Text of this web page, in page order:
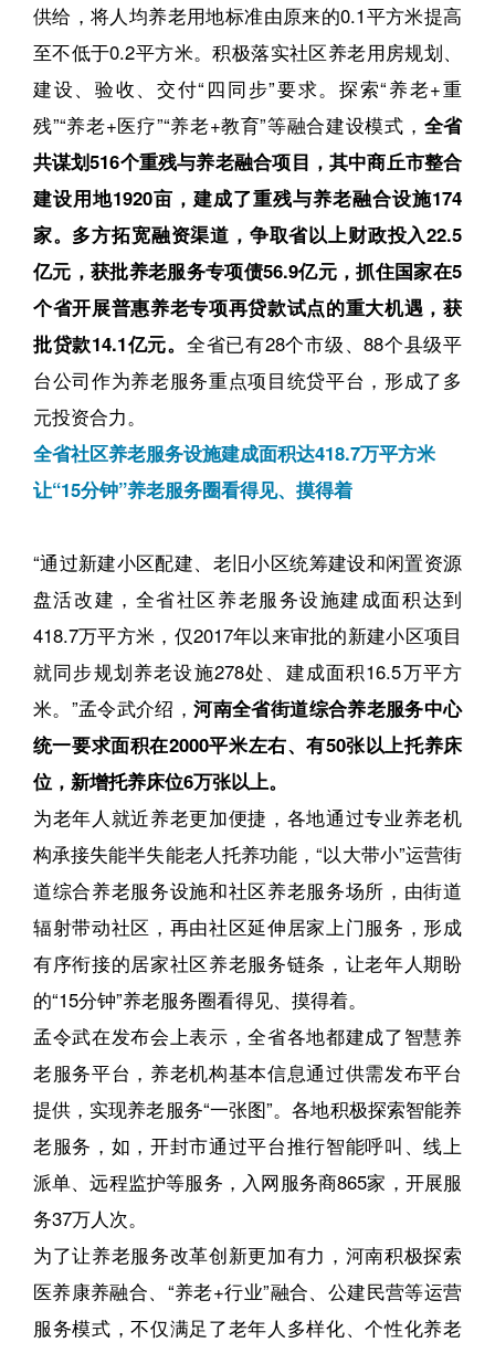
供给，将人均养老用地标准由原来的0.1平方米提高
至不低于0.2平方米。积极落实社区养老用房规划、
建设、验收、交付“四同步”要求。探索“养老+重
残”“养老+医疗”“养老+教育”等融合建设模式， 全省
共谋划516个重残与养老融合项目，其中商丘市整合
建设用地1920亩，建成了重残与养老融合设施174
家。多方拓宽融资渠道，争取省以上财政投入22.5
亿元，获批养老服务专项债56.9亿元，抓住国家在5
个省开展普惠养老专项再贷款试点的重大机遇，获
批贷款14.1亿元。 全省已有28个市级、88个县级平
台公司作为养老服务重点项目统贷平台，形成了多
元投资合力。
全省社区养老服务设施建成面积达418.7万平方米
让“15分钟”养老服务圈看得见、摸得着
“通过新建小区配建、老旧小区统筹建设和闲置资源
盘活改建，全省社区养老服务设施建成面积达到
418.7万平方米，仅2017年以来审批的新建小区项目
就同步规划养老设施278处、建成面积16.5万平方
米。”孟令武介绍，河南全省街道综合养老服务中心
统一要求面积在2000平米左右、有50张以上托养床
位，新增托养床位6万张以上。
为老年人就近养老更加便捷，各地通过专业养老机
构承接失能半失能老人托养功能，“以大带小”运营街
道综合养老服务设施和社区养老服务场所，由街道
辐射带动社区，再由社区延伸居家上门服务，形成
有序衔接的居家社区养老服务链条，让老年人期盼
的“15分钟”养老服务圈看得见、摸得着。
孟令武在发布会上表示，全省各地都建成了智慧养
老服务平台，养老机构基本信息通过供需发布平台
提供，实现养老服务“一张图”。各地积极探索智能养
老服务，如，开封市通过平台推行智能呼叫、线上
派单、远程监护等服务，入网服务商865家，开展服
务37万人次。
为了让养老服务改革创新更加有力，河南积极探索
医养康养融合、“养老+行业”融合、公建民营等运营
服务模式，不仅满足了老年人多样化、个性化养老